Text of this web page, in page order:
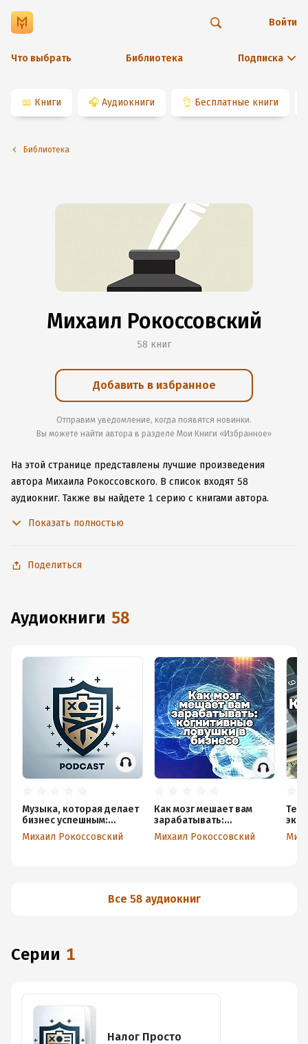
Что выбрать Библиотека Подписка
Войти
📖 Книги 🎧 Аудиокниги 👌 Бесплатные книги
Библиотека
Михаил Рокоссовский
58 книг
Добавить в избранное
Отправим уведомление, когда появятся новинки.
Вы можете найти автора в разделе Мои Книги «Избранное»
На этой странице представлены лучшие произведения
автора Михаила Рокоссовского. В список входят 58
аудиокниг. Также вы найдете 1 серию с книгами автора.
с любимыми произведениями даже без подключения
Показать полностью
Поделиться
аудиокниги 58
Музыка, которая делает
бизнес успешным:
лучшие треки для
продуктивности и
Михаил Рокоссовский
Как мозг мешает вам
зарабатывать:
когнитивные ловушки в
бизнесе
Михаил Рокоссовский
кто
Все 58 аудиокниг
Серии 1
Налог Просто